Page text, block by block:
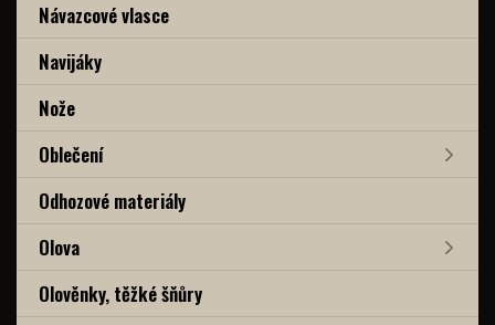
Návazcové vlasce
Navijáky
Nože
Oblečení
Odhozové materiály
Olova
Olověnky, těžké šňůry